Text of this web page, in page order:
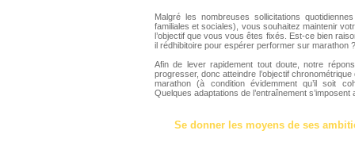
Malgré les nombreuses sollicitations
familiales et sociales), vous souhaitez maintenir
l’objectif que vous vous êtes fixés. Est-ce bien
il rédhibitoire pour espérer performer sur marathon ?
Afin de lever rapidement tout doute, notre
progresser, donc atteindre l’objectif
marathon (à condition évidemment qu’il soit
Quelques adaptations de l’entraînement s’imposent
Se donner les moyens de ses